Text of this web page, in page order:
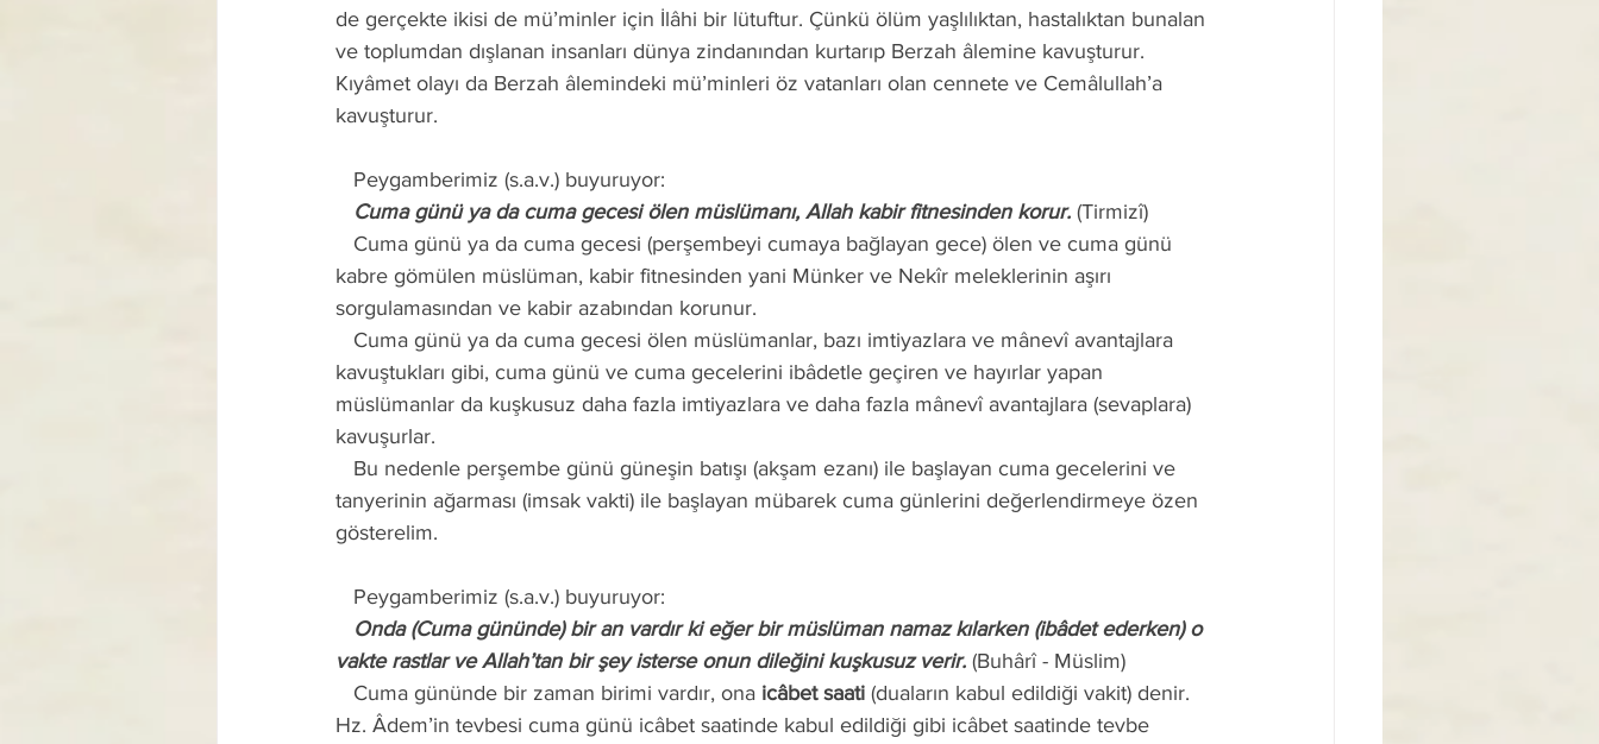
de gerçekte ikisi de mü’minler için İlâhi bir lütuftur. Çünkü ölüm yaşlılıktan, hastalıktan bunalan
ve toplumdan dışlanan insanları dünya zindanından kurtarıp Berzah âlemine kavuşturur.
Kıyâmet olayı da Berzah âlemindeki mü’minleri öz vatanları olan cennete ve Cemâlullah’a
kavuşturur.
   Peygamberimiz (s.a.v.) buyuruyor:
   Cuma günü ya da cuma gecesi ölen müslümanı, Allah kabir fitnesinden korur.
(Tirmizî)
kabre gömülen müslüman, kabir fitnesinden yani Münker ve Nekîr meleklerinin aşırı
sorgulamasından ve kabir azabından korunur.
kavuştukları gibi, cuma günü ve cuma gecelerini ibâdetle geçiren ve hayırlar yapan
müslümanlar da kuşkusuz daha fazla imtiyazlara ve daha fazla mânevî avantajlara (sevaplara)
kavuşurlar.
tanyerinin ağarması (imsak vakti) ile başlayan mübarek cuma günlerini değerlendirmeye özen
gösterelim.
   Peygamberimiz (s.a.v.) buyuruyor:
vakte rastlar ve Allah’tan bir şey isterse onun dileğini kuşkusuz verir. (Buhârî - Müslim)
   Cuma gününde bir zaman birimi vardır, ona
icâbet saati (duaların kabul edildiği vakit) denir.
Hz. Âdem’in tevbesi cuma günü icâbet saatinde kabul edildiği gibi icâbet saatinde tevbe